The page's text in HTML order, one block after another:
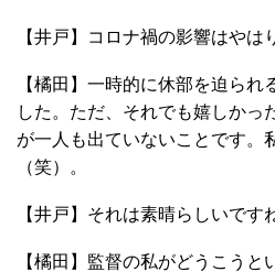
【井戸】コロナ禍の影響はやは
【橘田】一時的に休部を迫られ
した。ただ、それでも嬉しかっ
が一人も出ていないことです。
（笑）。
【井戸】それは素晴らしいです
【橘田】監督の私がどうこうと